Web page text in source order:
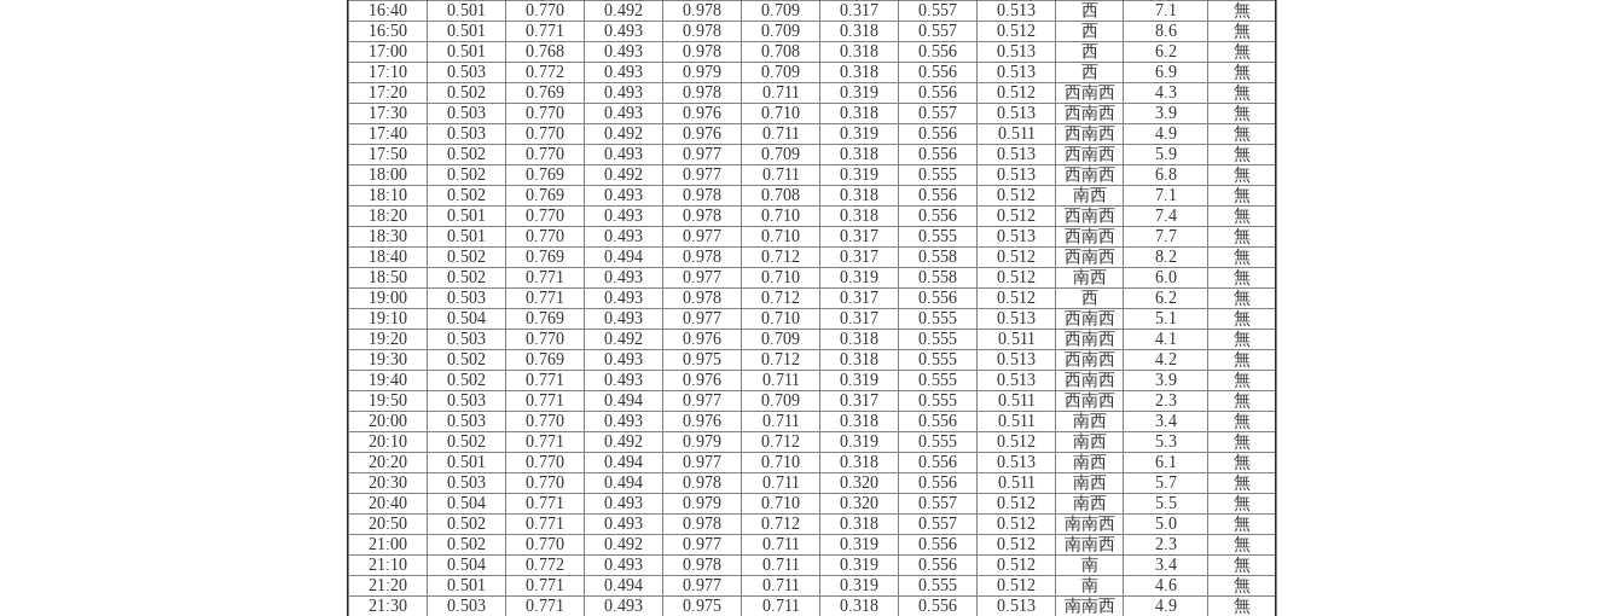
16:40
0.501 0.770 0.492 0.978 0.709 0.317 0.557 0.513 西 7.1
無
16:50
0.501 0.771 0.493 0.978 0.709 0.318 0.557 0.512 西 8.6
無
17:00
0.501 0.768 0.493 0.978 0.708 0.318 0.556 0.513 西 6.2
無
17:10
0.503 0.772 0.493 0.979 0.709 0.318 0.556 0.513 西 6.9
無
17:20
0.502 0.769 0.493 0.978 0.711 0.319 0.556 0.512 西南西 4.3
無
17:30
0.503 0.770 0.493 0.976 0.710 0.318 0.557 0.513 西南西 3.9
無
17:40
0.503 0.770 0.492 0.976 0.711 0.319 0.556 0.511 西南西 4.9
無
17:50
0.502 0.770 0.493 0.977 0.709 0.318 0.556 0.513 西南西 5.9
無
18:00
0.502 0.769 0.492 0.977 0.711 0.319 0.555 0.513 西南西 6.8
無
18:10
0.502 0.769 0.493 0.978 0.708 0.318 0.556 0.512 南西 7.1
無
18:20
0.501 0.770 0.493 0.978 0.710 0.318 0.556 0.512 西南西 7.4
無
18:30
0.501 0.770 0.493 0.977 0.710 0.317 0.555 0.513 西南西 7.7
無
18:40
0.502 0.769 0.494 0.978 0.712 0.317 0.558 0.512 西南西 8.2
無
18:50
0.502 0.771 0.493 0.977 0.710 0.319 0.558 0.512 南西 6.0
無
19:00
0.503 0.771 0.493 0.978 0.712 0.317 0.556 0.512 西 6.2
無
19:10
0.504 0.769 0.493 0.977 0.710 0.317 0.555 0.513 西南西 5.1
無
19:20
0.503 0.770 0.492 0.976 0.709 0.318 0.555 0.511 西南西 4.1
無
19:30
0.502 0.769 0.493 0.975 0.712 0.318 0.555 0.513 西南西 4.2
無
19:40
0.502 0.771 0.493 0.976 0.711 0.319 0.555 0.513 西南西 3.9
無
19:50
0.503 0.771 0.494 0.977 0.709 0.317 0.555 0.511 西南西 2.3
無
20:00
0.503 0.770 0.493 0.976 0.711 0.318 0.556 0.511 南西 3.4
無
20:10
0.502 0.771 0.492 0.979 0.712 0.319 0.555 0.512 南西 5.3
無
20:20
0.501 0.770 0.494 0.977 0.710 0.318 0.556 0.513 南西 6.1
無
20:30
0.503 0.770 0.494 0.978 0.711 0.320 0.556 0.511 南西 5.7
無
20:40
0.504 0.771 0.493 0.979 0.710 0.320 0.557 0.512 南西 5.5
無
20:50
0.502 0.771 0.493 0.978 0.712 0.318 0.557 0.512 南南西 5.0
無
21:00
0.502 0.770 0.492 0.977 0.711 0.319 0.556 0.512 南南西 2.3
無
21:10
0.504 0.772 0.493 0.978 0.711 0.319 0.556 0.512 南 3.4
無
21:20
0.501 0.771 0.494 0.977 0.711 0.319 0.555 0.512 南 4.6
無
21:30
0.503 0.771 0.493 0.975 0.711 0.318 0.556 0.513 南南西 4.9 無